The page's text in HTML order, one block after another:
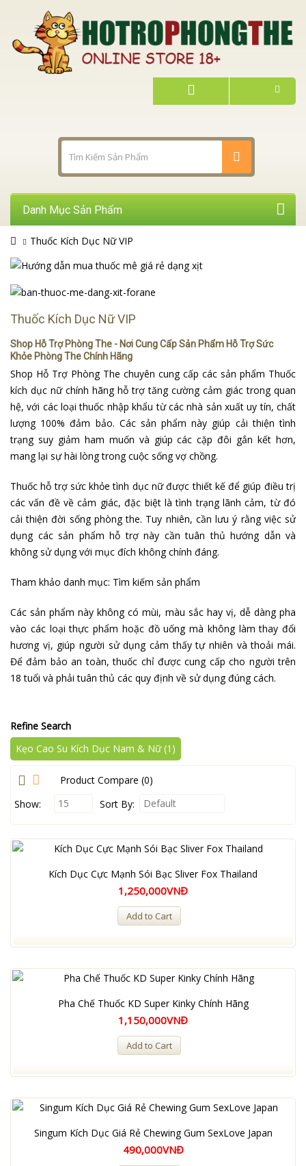
Danh Mục Sản Phẩm
Thuốc Kích Dục Nữ VIP
Thuốc Kích Dục Nữ VIP
Shop Hỗ Trợ Phòng The - Nơi Cung Cấp Sản Phẩm Hỗ Trợ Sức
Khỏe Phòng The Chính Hãng
Shop Hỗ Trợ Phòng The chuyên cung cấp các sản phẩm Thuốc
kích dục nữ chính hãnghỗ trợ tăng cường cảm giác trong quan
hệ, với các loại thuốc nhập khẩu từ các nhà sản xuất uy tín, chất
lượng 100% đảm bảo. Các sản phẩm này giúp cải thiện tình
trạng suy giảm ham muốn và giúp các cặp đôi gắn kết hơn,
mang lại sự hài lòng trong cuộc sống vợ chồng.
Thuốc hỗ trợ sức khỏe tình dục nữ được thiết kế để giúp điều trị
các vấn đề về cảm giác, đặc biệt là tình trạng lãnh cảm, từ đó
cải thiện đời sống phòng the. Tuy nhiên, cần lưu ý rằng việc sử
dụng các sản phẩm hỗ trợ này cần tuân thủ hướng dẫn và
không sử dụng với mục đích không chính đáng.
Tham khảo danh mục: Tìm kiếm sản phẩm
Các sản phẩm này không có mùi, màu sắc hay vị, dễ dàng pha
vào các loại thực phẩm hoặc đồ uống mà không làm thay đổi
hương vị, giúp người sử dụng cảm thấy tự nhiên và thoải mái.
Để đảm bảo an toàn, thuốc chỉ được cung cấp cho người trên
18 tuổi và phải tuân thủ các quy định về sử dụng đúng cách.
Refine Search
Kẹo Cao Su Kích Dục Nam & Nữ (1)
Product Compare (0)
Show:
15 Sort By: Default
Kích Dục Cực Mạnh Sói Bạc Sliver Fox Thailand
1,250,000VNĐ
Add to Cart
Pha Chế Thuốc KD Super Kinky Chính Hãng
1,150,000VNĐ
Add to Cart
Singum Kích Dục Giá Rẻ Chewing Gum SexLove Japan
490,000VNĐ